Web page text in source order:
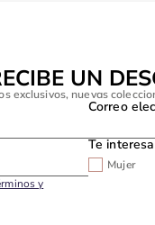
UN
exclusivos, nuevas
Correo
Te
Mujer
y